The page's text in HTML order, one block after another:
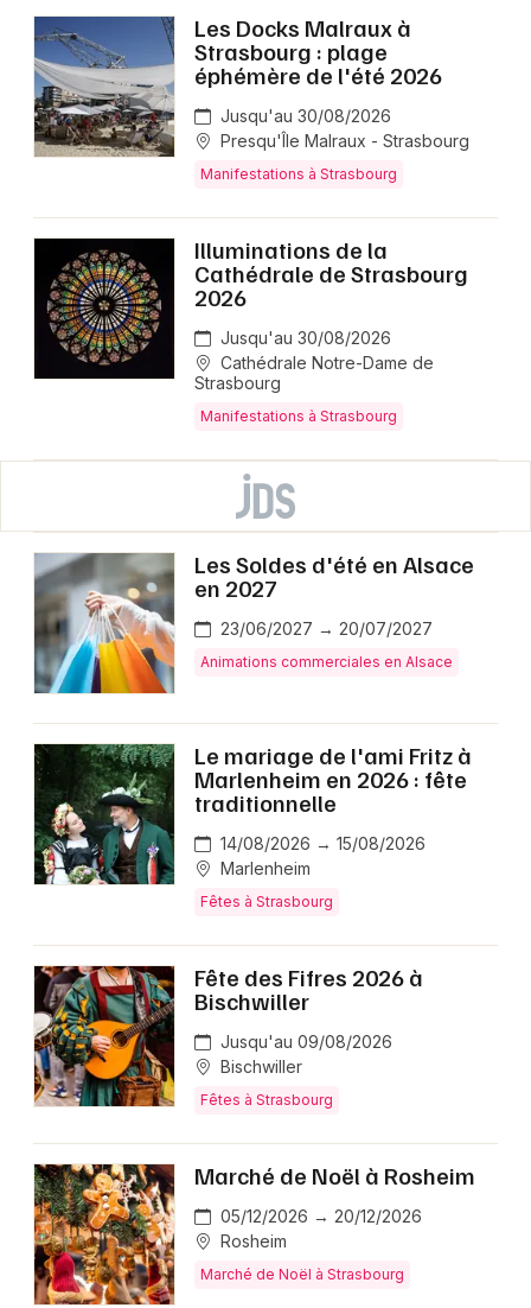
Les Docks Malraux à
Strasbourg : plage
éphémère de l'été 2026
Jusqu'au 30/08/2026
Presqu'Île Malraux - Strasbourg
Manifestations à Strasbourg
Illuminations de la
Cathédrale de Strasbourg
2026
Jusqu'au 30/08/2026
Cathédrale Notre-Dame de
Strasbourg
Manifestations à Strasbourg
Les Soldes d'été en Alsace
en 2027
23/06/2027 → 20/07/2027
Animations commerciales en Alsace
Le mariage de l'ami Fritz à
Marlenheim en 2026 : fête
traditionnelle
14/08/2026 → 15/08/2026
Marlenheim
Fêtes à Strasbourg
Fête des Fifres 2026 à
Bischwiller
Jusqu'au 09/08/2026
Bischwiller
Fêtes à Strasbourg
Marché de Noël à Rosheim
05/12/2026 → 20/12/2026
Rosheim
Marché de Noël à Strasbourg